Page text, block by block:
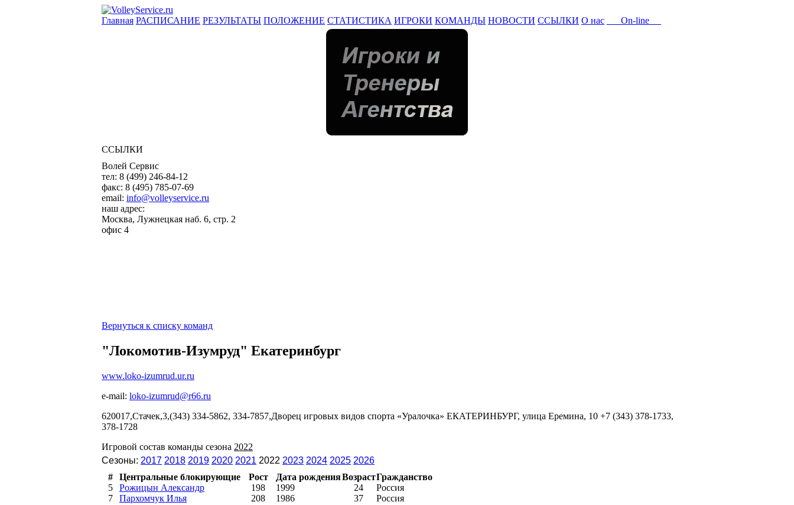
Главная РАСПИСАНИЕ РЕЗУЛЬТАТЫ ПОЛОЖЕНИЕ СТАТИСТИКА ИГРОКИ КОМАНДЫ НОВОСТИ ССЫЛКИ О нас On-line
ССЫЛКИ
Волей Сервис
тел: 8 (499) 246-84-12
факс: 8 (495) 785-07-69
email: info@volleyservice.ru
наш адрес:
Москва, Лужнецкая наб. 6, стр. 2
офис 4
Вернуться к списку команд
"Локомотив-Изумруд" Екатеринбург
www.loko-izumrud.ur.ru
e-mail: loko-izumrud@r66.ru
620017,Стачек,3,(343) 334-5862, 334-7857,Дворец игровых видов спорта «Уралочка» ЕКАТЕРИНБУРГ, улица Еремина, 10 +7 (343) 378-1733,
378-1728
Игровой состав команды сезона 2022
Сезоны: 2017 2018 2019 2020 2021 2022 2023 2024 2025 2026
#
Центральные блокирующие Рост Дата рожденияВозрастГражданство
5
Рожицын Александр 198 1999 24
Россия
7
Пархомчук Илья 208 1986 37
Россия